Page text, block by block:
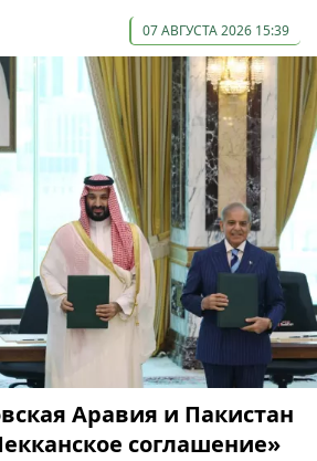
07 АВГУСТА 2026 15:39
Аравия и Пакистан
соглашение»